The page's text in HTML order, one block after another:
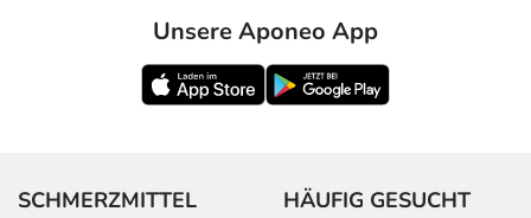
Unsere Aponeo App
SCHMERZMITTEL HÄUFIG GESUCHT